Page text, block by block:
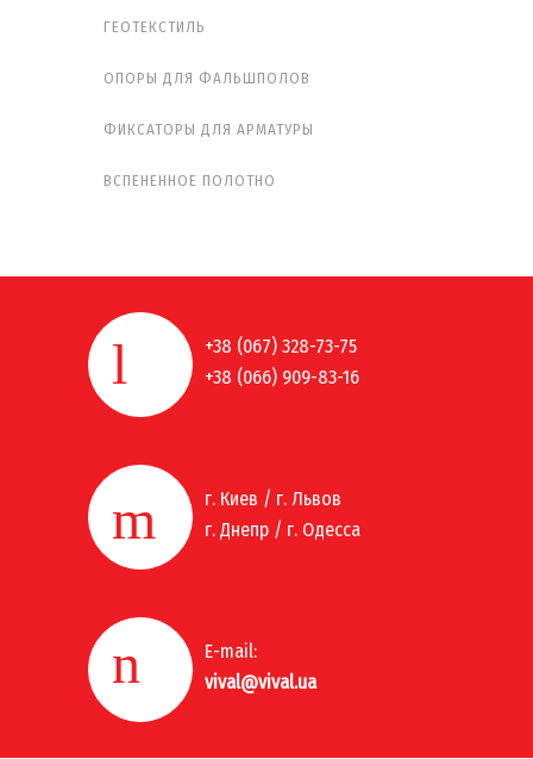
ГЕОТЕКСТИЛЬ
ОПОРЫ ДЛЯ ФАЛЬШПОЛОВ
ФИКСАТОРЫ ДЛЯ АРМАТУРЫ
ВСПЕНЕННОЕ ПОЛОТНО
+38 (067) 328-73-75
+38 (066) 909-83-16
г. Киев / г. Львов
г. Днепр / г. Одесса
E-mail:
vival@vival.ua